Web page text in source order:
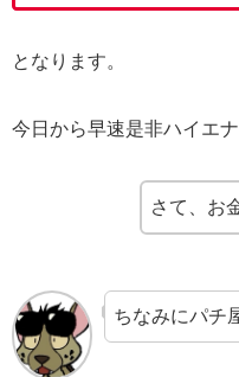
となります。
今日から早速是非ハイエ
さて、お
ちなみにパチ